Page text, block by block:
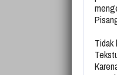
Tidak